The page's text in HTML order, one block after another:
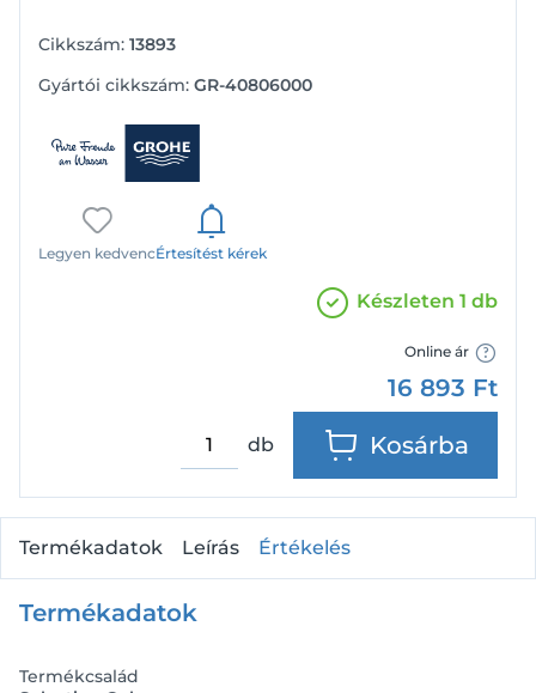
Cikkszám: 13893
Gyártói cikkszám: GR-40806000
Legyen kedvencÉrtesítést kérek
Készleten 1 db
Online ár
16 893 Ft
db Kosárba
Termékadatok Leírás Értékelés
Termékadatok
Termékcsalád